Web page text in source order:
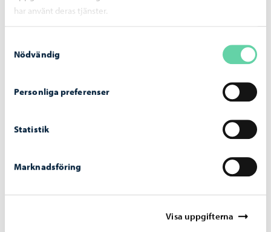
har använt deras tjänster.
Nödvändig
Personliga preferenser
Statistik
Marknadsföring
Visa uppgifterna
Förvalsjuryn för barnlitteraturpriset
Runeberg Junior inleder sitt arbete och tar